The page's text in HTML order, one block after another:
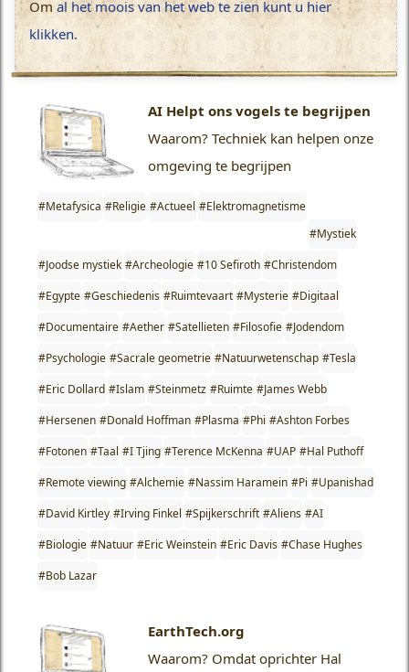
Om al het moois van het web te zien kunt u hier
klikken.
AI Helpt ons vogels te begrijpen
Waarom? Techniek kan helpen onze
omgeving te begrijpen
#Metafysica #Religie #Actueel #Elektromagnetisme
#Mystiek
#Joodse mystiek #Archeologie #10 Sefiroth #Christendom
#Egypte #Geschiedenis #Ruimtevaart #Mysterie #Digitaal
#Documentaire #Aether #Satellieten #Filosofie #Jodendom
#Psychologie #Sacrale geometrie #Natuurwetenschap #Tesla
#Eric Dollard #Islam #Steinmetz #Ruimte #James Webb
#Hersenen #Donald Hoffman #Plasma #Phi #Ashton Forbes
#Fotonen #Taal #I Tjing #Terence McKenna #UAP #Hal Puthoff
#Remote viewing #Alchemie #Nassim Haramein #Pi #Upanishad
#David Kirtley #Irving Finkel #Spijkerschrift #Aliens #AI
#Biologie #Natuur #Eric Weinstein #Eric Davis #Chase Hughes
#Bob Lazar
EarthTech.org
Waarom? Omdat oprichter Hal